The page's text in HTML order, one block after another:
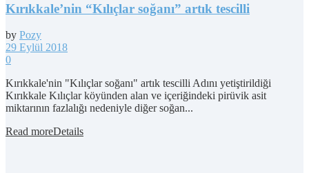
Kırıkkale’nin “Kılıçlar soğanı” artık tescilli
by Pozy
29 Eylül 2018
0
Kırıkkale'nin "Kılıçlar soğanı" artık tescilli Adını yetiştirildiği
Kırıkkale Kılıçlar köyünden alan ve içeriğindeki pirüvik asit
miktarının fazlalığı nedeniyle diğer soğan...
Read moreDetails